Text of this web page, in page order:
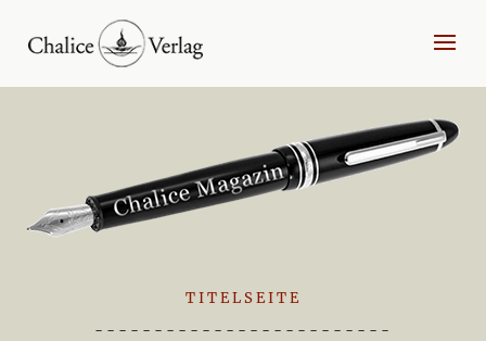
TITELSEITE
-------------------------